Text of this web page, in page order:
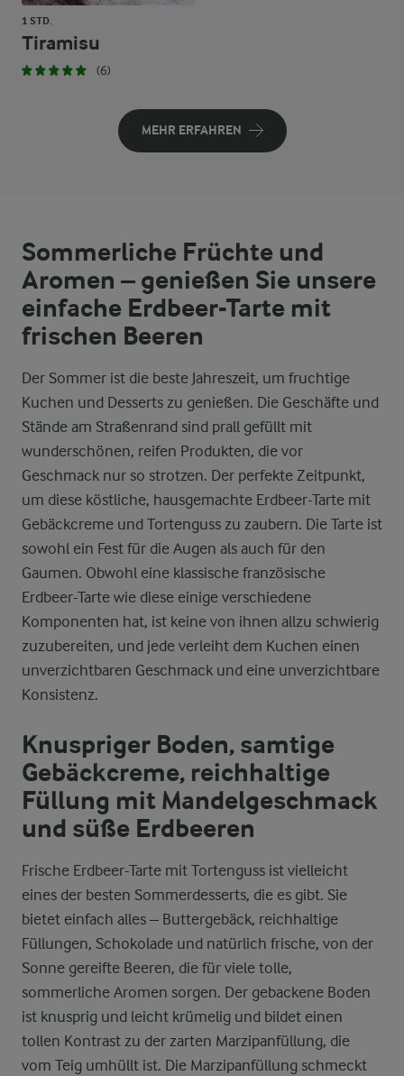
1 STD.
Tiramisu
(6)
MEHR ERFAHREN
Sommerliche Früchte und
Aromen – genießen Sie unsere
einfache Erdbeer-Tarte mit
frischen Beeren
Der Sommer ist die beste Jahreszeit, um fruchtige
Kuchen und Desserts zu genießen. Die Geschäfte und
Stände am Straßenrand sind prall gefüllt mit
wunderschönen, reifen Produkten, die vor
Geschmack nur so strotzen. Der perfekte Zeitpunkt,
um diese köstliche, hausgemachte Erdbeer-Tarte mit
Gebäckcreme und Tortenguss zu zaubern. Die Tarte ist
sowohl ein Fest für die Augen als auch für den
Gaumen. Obwohl eine klassische französische
Erdbeer-Tarte wie diese einige verschiedene
Komponenten hat, ist keine von ihnen allzu schwierig
zuzubereiten, und jede verleiht dem Kuchen einen
unverzichtbaren Geschmack und eine unverzichtbare
Konsistenz.
Knuspriger Boden, samtige
Gebäckcreme, reichhaltige
Füllung mit Mandelgeschmack
und süße Erdbeeren
Frische Erdbeer-Tarte mit Tortenguss ist vielleicht
eines der besten Sommerdesserts, die es gibt. Sie
bietet einfach alles – Buttergebäck, reichhaltige
Füllungen, Schokolade und natürlich frische, von der
Sonne gereifte Beeren, die für viele tolle,
sommerliche Aromen sorgen. Der gebackene Boden
ist knusprig und leicht krümelig und bildet einen
tollen Kontrast zu der zarten Marzipanfüllung, die
vom Teig umhüllt ist. Die Marzipanfüllung schmeckt